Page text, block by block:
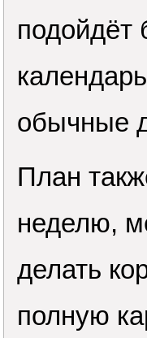
подойдёт
обычные
План
неделю,
делать
полную